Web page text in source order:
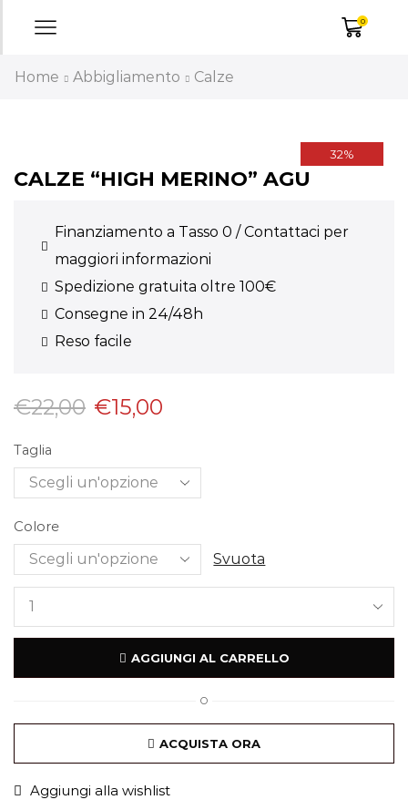
0
Home Abbigliamento Calze
32%
CALZE “HIGH MERINO” AGU
Finanziamento a Tasso 0 / Contattaci per
maggiori informazioni
Spedizione gratuita oltre 100€
Consegne in 24/48h
Reso facile
€22,00 €15,00
Taglia
Colore
Svuota
AGGIUNGI AL CARRELLO
O
ACQUISTA ORA
Aggiungi alla wishlist